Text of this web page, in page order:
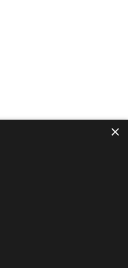
×